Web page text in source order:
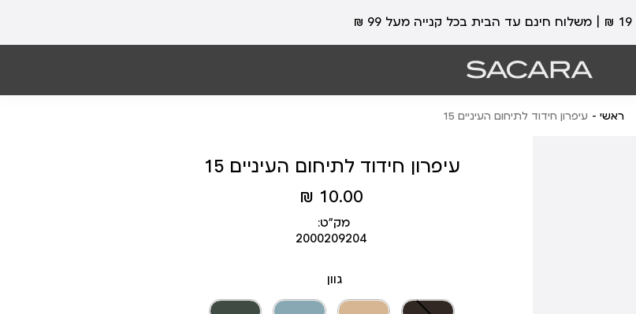
ראשי עיפרון חידוד לתיחום העיניים 15
עיפרון חידוד לתיחום העיניים 15
מחיר
מוצר
10.00 ₪
מק״ט:
2000209204
גוון